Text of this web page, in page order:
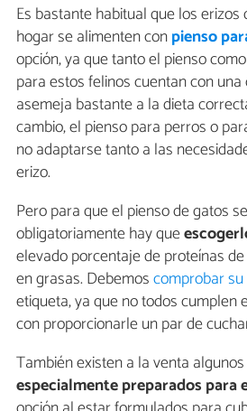
Es bastante habitual que los erizos
hogar se alimenten conpienso
opción, ya que tanto el pienso
para estos felinos cuentan con
asemeja bastante a la dieta
cambio, el pienso para perros o
no adaptarse tanto a las
erizo.
Pero para que el pienso de gatos
obligatoriamente hay que
elevado porcentaje de proteínas
en grasas. Debemoscomprobar
etiqueta, ya que no todos cumplen
con proporcionarle un par de
También existen a la venta algunos
especialmente preparados para